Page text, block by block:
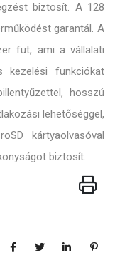
biztosít. A 128
garantál. A
fut, ami a vállalati
kezelési funkciókat
hosszú
lehetőséggel,
kártyaolvasóval
biztosít.